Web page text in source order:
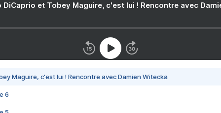
DiCaprio et Tobey Maguire, c'est lui ! Rencontre avec
Maguire, c'est lui ! Rencontre avec Damien Witecka
6